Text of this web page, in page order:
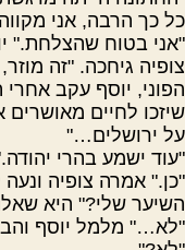
כל כך הרבה, אני
"אני בטוח שהצלחת."
צופיה גיחכה. "זה
הפוני, יוסף עקב
שיזכו לחיים
על ירושלים…"
"עוד ישמע בהרי
"כן." אמרה צופיה
השיער שלי?" היא
"לא…" מלמל יוסף